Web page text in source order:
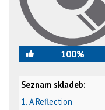
100%
Seznam skladeb:
1. A Reflection